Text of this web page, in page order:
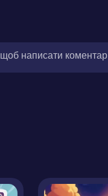
написати коментар